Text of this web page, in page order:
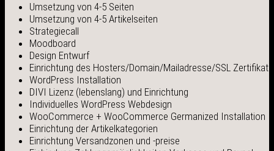
Umsetzung von 4-5 Seiten
Umsetzung von 4-5 Artikelseiten
Strategiecall
Moodboard
Design Entwurf
Einrichtung des Hosters/Domain/Mailadresse/SSL Zertifikat
WordPress Installation
DIVI Lizenz (lebenslang) und Einrichtung
Individuelles WordPress Webdesign
WooCommerce + WooCommerce Germanized Installation
Einrichtung der Artikelkategorien
Einrichtung Versandzonen und -preise